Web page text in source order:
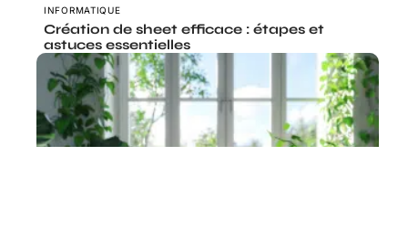
INFORMATIQUE
Création de sheet efficace : étapes et
astuces essentielles